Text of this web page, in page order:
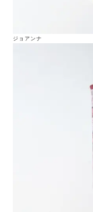
ジョアンナ